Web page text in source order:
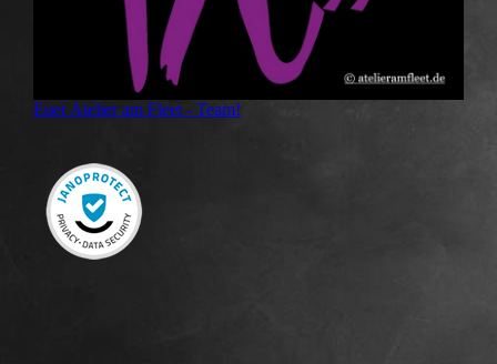
Euer Atelier am Fleet - Team!